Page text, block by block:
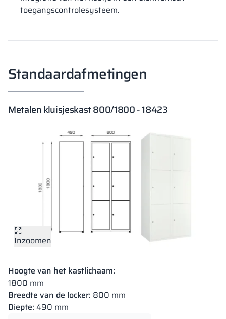
toegangscontrolesysteem.
Standaardafmetingen
Metalen kluisjeskast 800/1800 - 18423
Inzoomen
Hoogte van het kastlichaam:
1800 mm
Breedte van de locker: 800 mm
Diepte: 490 mm